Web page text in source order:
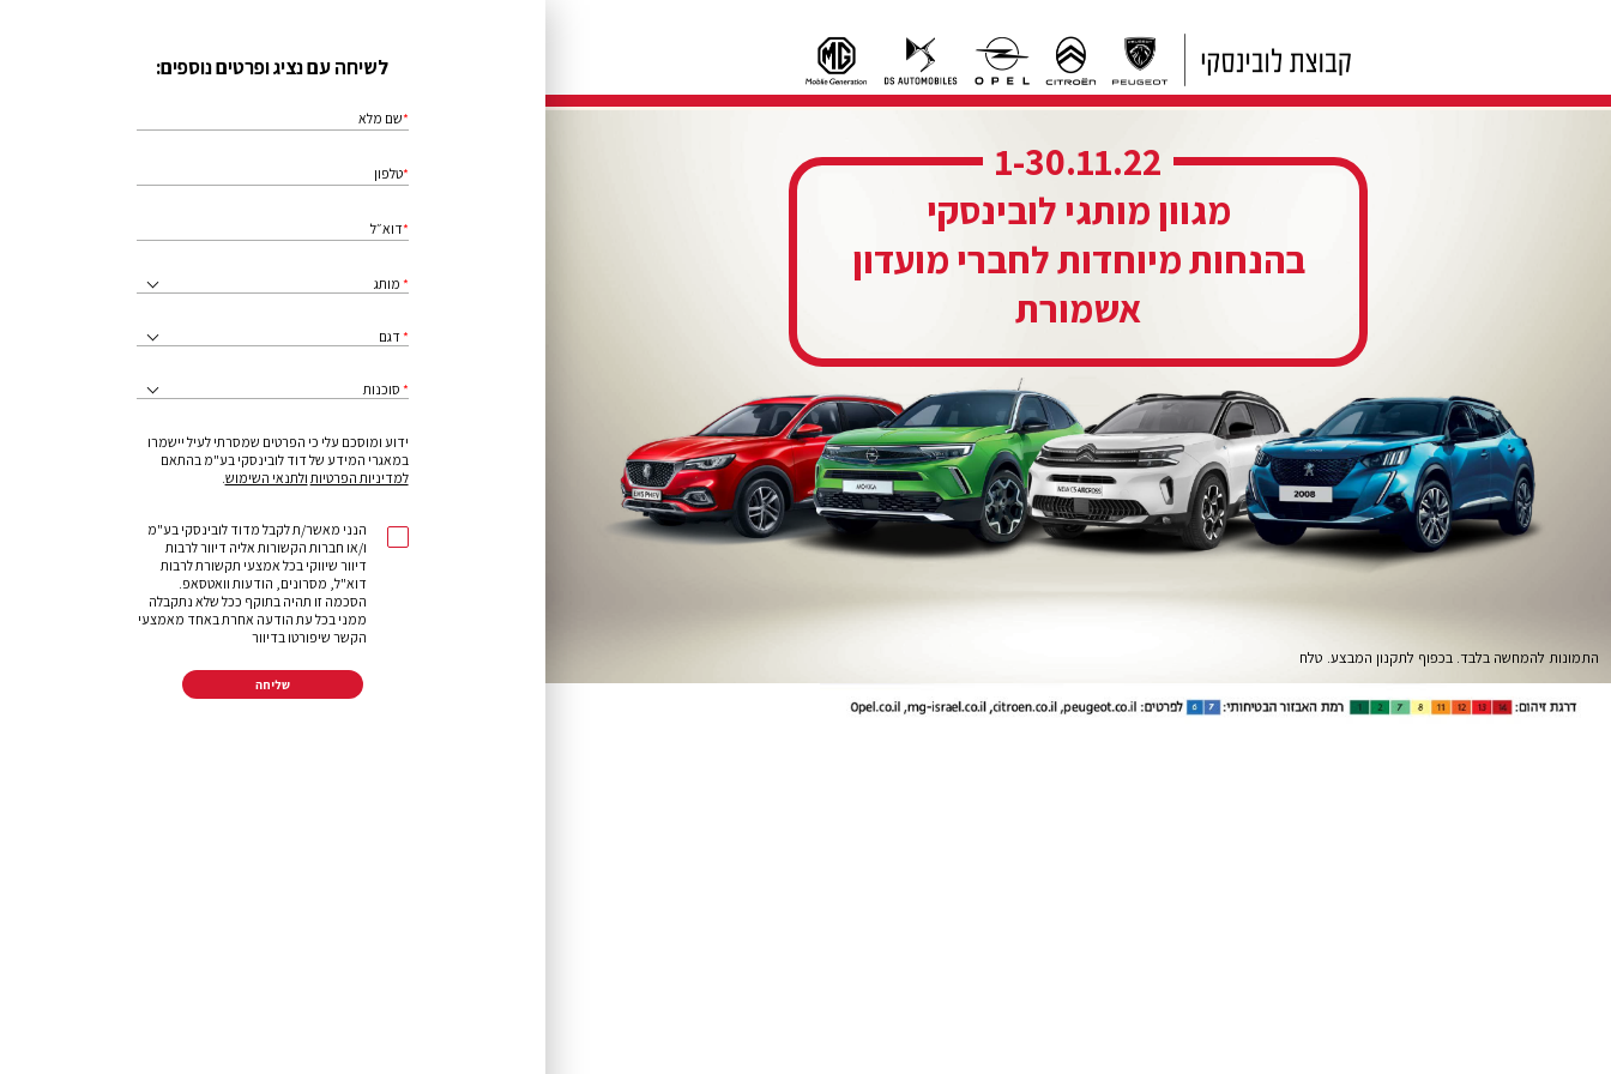
1-30.11.22
מגוון מותגי לובינסקי
בהנחות מיוחדות לחברי מועדון
אשמורת
התמונות להמחשה בלבד. בכפוף לתקנון המבצע. טלח
לשיחה עם נציג ופרטים נוספים:
שם מלא
טלפון
דוא״ל
מותג
דגם
סוכנות
ידוע ומוסכם עלי כי הפרטים שמסרתי לעיל יישמרו
במאגרי המידע של דוד לובינסקי בע"מ בהתאם
למדיניות הפרטיות ולתנאי השימוש.
הנני מאשר/ת לקבל מדוד לובינסקי בע"מ
ו/או חברות הקשורות אליה דיוור לרבות
דיוור שיווקי בכל אמצעי תקשורת לרבות
דוא"ל, מסרונים, הודעות וואטסאפ.
הסכמה זו תהיה בתוקף ככל שלא נתקבלה
ממני בכל עת הודעה אחרת באחד מאמצעי
הקשר שיפורטו בדיוור
שליחה